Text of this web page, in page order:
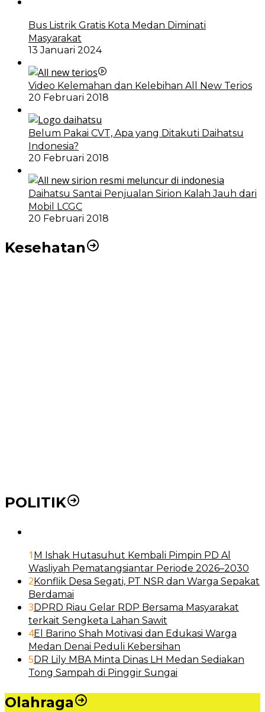
Bus Listrik Gratis Kota Medan Diminati
Masyarakat
13 Januari 2024
Video Kelemahan dan Kelebihan All New Terios
20 Februari 2018
Belum Pakai CVT, Apa yang Ditakuti Daihatsu
Indonesia?
20 Februari 2018
Daihatsu Santai Penjualan Sirion Kalah Jauh dari
Mobil LCGC
20 Februari 2018
Kesehatan
POLITIK
1 M Ishak Hutasuhut Kembali Pimpin PD Al
Wasliyah Pematangsiantar Periode 2026–2030
2 Konflik Desa Segati, PT NSR dan Warga Sepakat
Berdamai
3 DPRD Riau Gelar RDP Bersama Masyarakat
terkait Sengketa Lahan Sawit
4El Barino Shah Motivasi dan Edukasi Warga
Medan Denai Peduli Kebersihan
5 DR Lily MBA Minta Dinas LH Medan Sediakan
Tong Sampah di Pinggir Sungai
Olahraga